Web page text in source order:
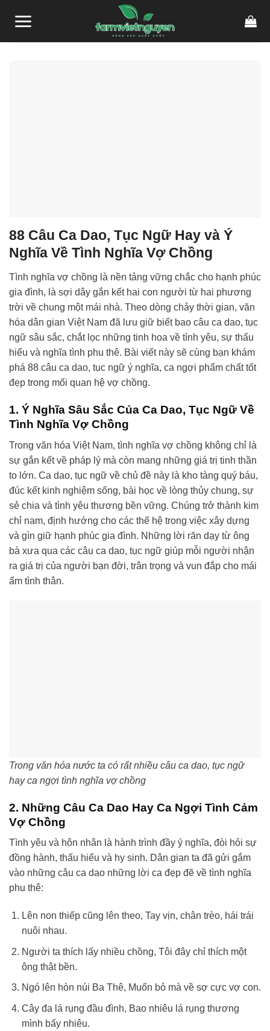
88 Câu Ca Dao, Tục Ngữ Hay và Ý
Nghĩa Về Tình Nghĩa Vợ Chồng
Tình nghĩa vợ chồng là nền tảng vững chắc cho hạnh phúc
gia đình, là sợi dây gắn kết hai con người từ hai phương
trời về chung một mái nhà. Theo dòng chảy thời gian, văn
hóa dân gian Việt Nam đã lưu giữ biết bao câu ca dao, tục
ngữ sâu sắc, chắt lọc những tinh hoa về tình yêu, sự thấu
hiểu và nghĩa tình phu thê. Bài viết này sẽ cùng bạn khám
phá 88 câu ca dao, tục ngữ ý nghĩa, ca ngợi phẩm chất tốt
đẹp trong mối quan hệ vợ chồng.
1. Ý Nghĩa Sâu Sắc Của Ca Dao, Tục Ngữ Về
Tình Nghĩa Vợ Chồng
Trong văn hóa Việt Nam, tình nghĩa vợ chồng không chỉ là
sự gắn kết về pháp lý mà còn mang những giá trị tinh thần
to lớn. Ca dao, tục ngữ về chủ đề này là kho tàng quý báu,
đúc kết kinh nghiệm sống, bài học về lòng thủy chung, sự
sẻ chia và tình yêu thương bền vững. Chúng trở thành kim
chỉ nam, định hướng cho các thế hệ trong việc xây dựng
và gìn giữ hạnh phúc gia đình. Những lời răn dạy từ ông
bà xưa qua các câu ca dao, tục ngữ giúp mỗi người nhận
ra giá trị của người bạn đời, trân trọng và vun đắp cho mái
ấm tình thân.
Trong văn hóa nước ta có rất nhiều câu ca dao, tục ngữ
hay ca ngợi tình nghĩa vợ chồng
2. Những Câu Ca Dao Hay Ca Ngợi Tình Cảm
Vợ Chồng
Tình yêu và hôn nhân là hành trình đầy ý nghĩa, đòi hỏi sự
đồng hành, thấu hiểu và hy sinh. Dân gian ta đã gửi gắm
vào những câu ca dao những lời ca đẹp đẽ về tình nghĩa
phu thê:
Lên non thiếp cũng lên theo, Tay vịn, chân trèo, hái trái
nuôi nhau.
Người ta thích lấy nhiều chồng, Tôi đây chỉ thích một
ông thật bền.
Ngó lên hòn núi Ba Thê, Muốn bỏ mà về sợ cực vợ con.
Cây đa lá rụng đầu đình, Bao nhiêu lá rụng thương
mình bấy nhiêu.